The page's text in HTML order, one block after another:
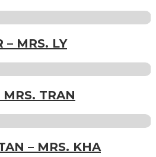
– MRS. LY
TRAN
– MRS. KHA